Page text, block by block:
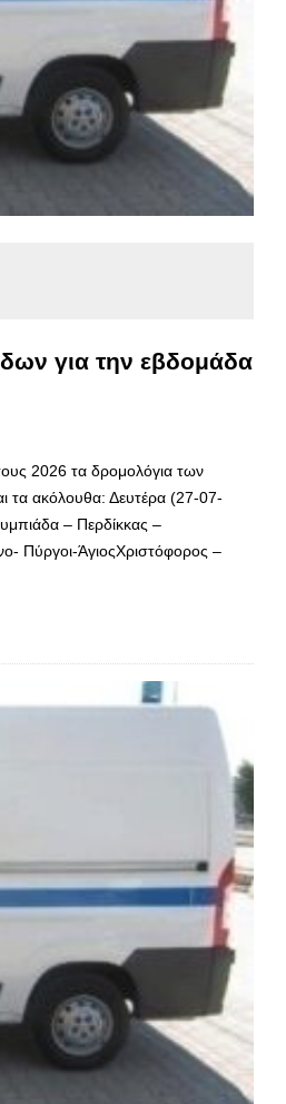
για την εβδομάδα
2026 τα δρομολόγια των
τα ακόλουθα: Δευτέρα (27-07-
– Περδίκκας –
Πύργοι-ΆγιοςΧριστόφορος –